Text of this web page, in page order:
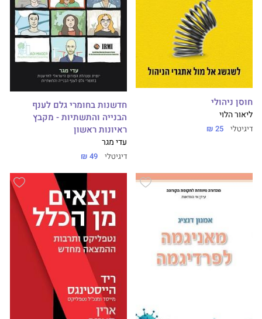
חוסן ניהולי
ליאור הלוי
דיגיטלי 25 ₪
חדשנות בחומרי גלם לענף
הבנייה והתשתיות - מקבץ
ראיונות ראשון
עדי מגר
דיגיטלי 49 ₪